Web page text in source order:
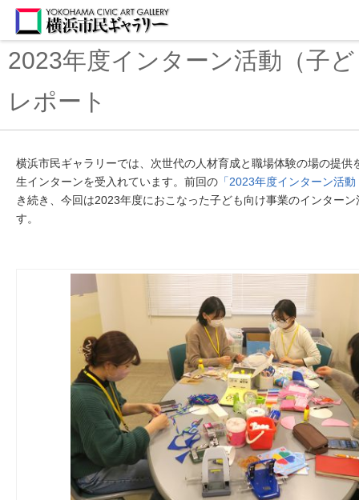
2023年度インターン活動（子
レポート
横浜市民ギャラリーでは、次世代の人材育成と職場体験の場の提供
生インターンを受入れています。前回の 「2023年度インターン活
き続き、今回は2023年度におこなった子ども向け事業のインター
す。